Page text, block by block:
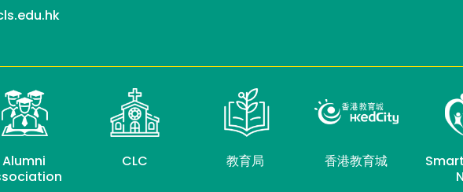
Alumni
CLC 教育局 香港教育城